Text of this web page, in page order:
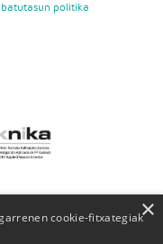
politika
cookie-fitxategiak×